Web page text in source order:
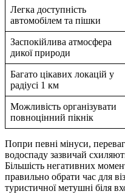
Легка доступність
автомобілем та пішки
Заспокійлива атмосфера
дикої природи
Багато цікавих локацій у
радіусі 1 км
Можливість організувати
повноцінний пікнік
Попри певні мінуси,
водоспаду зазвичай
Більшість негативних
правильно обрати час для
туристичної метушні біля